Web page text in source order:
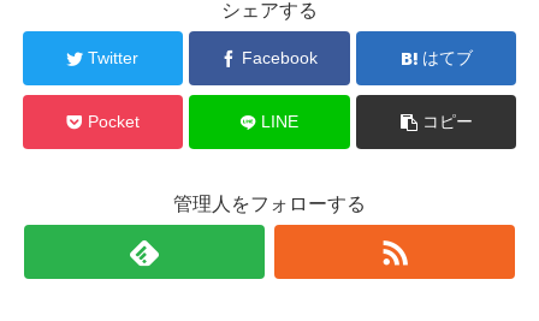
シェアする
Twitter Facebook はてブ
Pocket LINE コピー
管理人をフォローする